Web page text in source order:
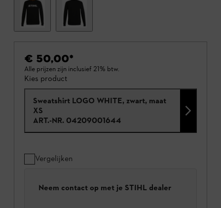
€ 50,00*
Alle prijzen zijn inclusief 21% btw.
Kies product
Sweatshirt LOGO WHITE, zwart, maat
XS
ART.-NR. 04209001644
Vergelijken
Neem contact op met je STIHL dealer